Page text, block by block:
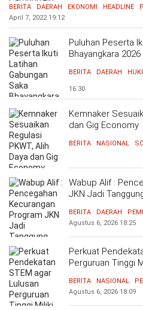
BERITA DAERAH EKONOMI HEADLINE
April 7, 2022 19:12
Puluhan Peserta
Bhayangkara 2026
BERITA DAERAH
16:30
Kemnaker
dan Gig Economy
BERITA NASIONAL
Wabup Alif :
JKN Jadi
BERITA DAERAH
Agustus 6, 2026 18:25
Perkuat
Perguruan Tinggi
BERITA NASIONAL
Agustus 6, 2026 18:09